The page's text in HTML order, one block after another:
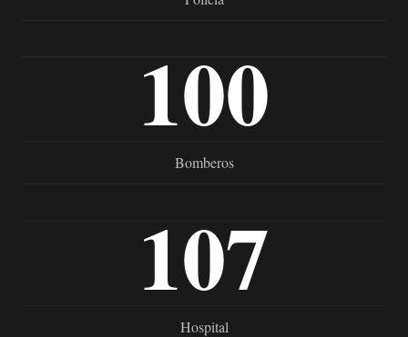
100
Bomberos
107
Hospital